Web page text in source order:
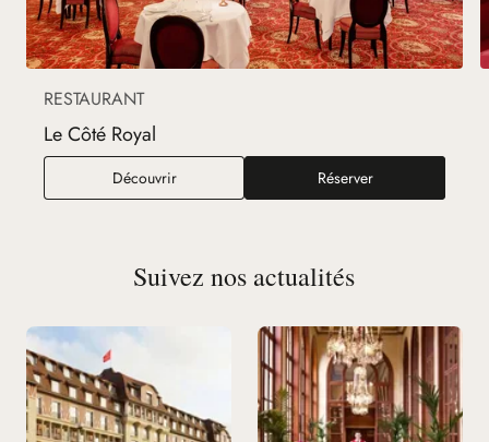
RESTAURANT
Le Côté Royal
DécouvrirLe Côté Royal Réserver
Suivez nos actualités